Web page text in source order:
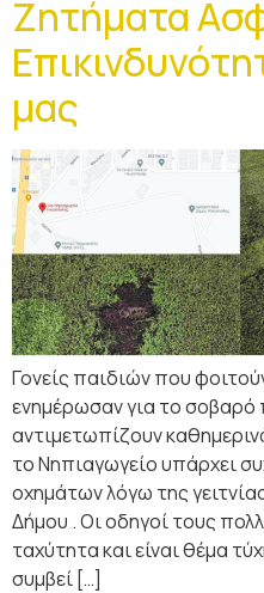
Ζητήματα
μας
Γονείς παιδιών που
ενημέρωσαν για το
αντιμετωπίζουν
το Νηπιαγωγείο υπάρχει
οχημάτων λόγω της
Δήμου . Οι οδηγοί τους
ταχύτητα και είναι θέμα
συμβεί […]